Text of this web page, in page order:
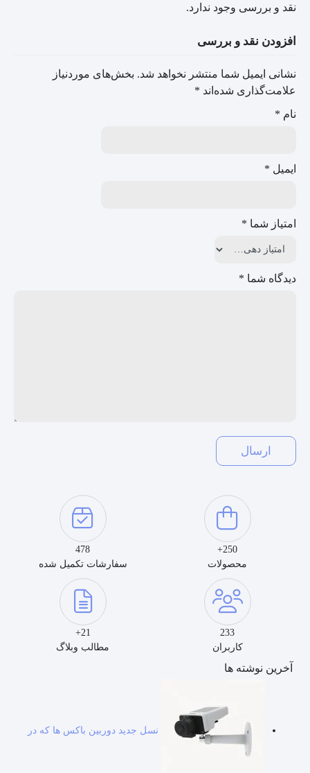
نقد و بررسی وجود ندارد.
افزودن نقد و بررسی
نشانی ایمیل شما منتشر نخواهد شد. بخش‌های موردنیاز
علامت‌گذاری شده‌اند *
نام *
ایمیل *
امتیاز شما *
دیدگاه شما *
250+
محصولات
478
سفارشات تکمیل شده
233
کاربران
21+
مطالب وبلاگ
آخرین نوشته ها
نسل جدید دوربین باکس ها که در